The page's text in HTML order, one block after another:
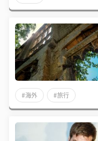
#海外 #旅行